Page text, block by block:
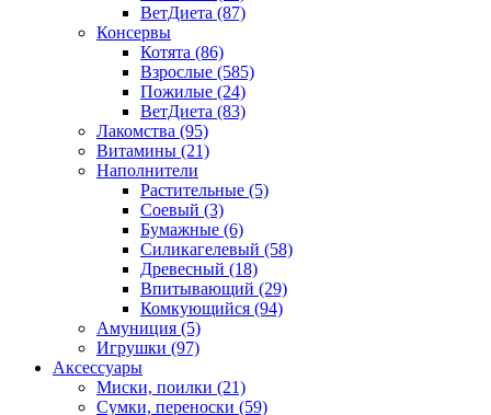
ВетДиета (87)
Консервы
Котята (86)
Взрослые (585)
Пожилые (24)
ВетДиета (83)
Лакомства (95)
Витамины (21)
Наполнители
Растительные (5)
Соевый (3)
Бумажные (6)
Силикагелевый (58)
Древесный (18)
Впитывающий (29)
Комкующийся (94)
Амуниция (5)
Игрушки (97)
Аксессуары
Миски, поилки (21)
Сумки, переноски (59)